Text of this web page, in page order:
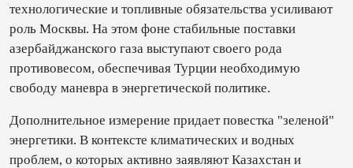
технологические и топливные обязательства усиливают
роль Москвы. На этом фоне стабильные поставки
азербайджанского газа выступают своего рода
противовесом, обеспечивая Турции необходимую
свободу маневра в энергетической политике.
Дополнительное измерение придает повестка "зеленой"
энергетики. В контексте климатических и водных
проблем, о которых активно заявляют Казахстан и